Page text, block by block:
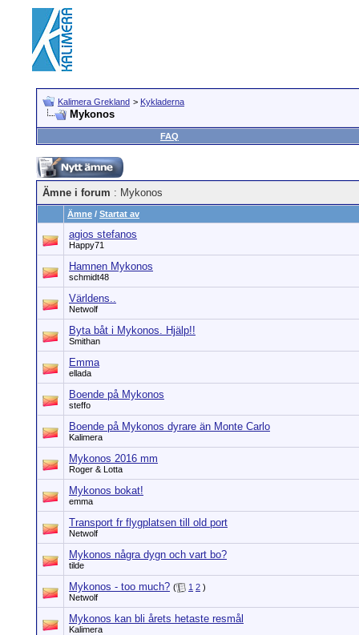
Kalimera Grekland > Kykladerna
Mykonos
FAQ
Ämne i forum : Mykonos
Ämne / Startat av
agios stefanos
Happy71
Hamnen Mykonos
schmidt48
Världens..
Netwolf
Byta båt i Mykonos. Hjälp!!
Smithan
Emma
ellada
Boende på Mykonos
steffo
Boende på Mykonos dyrare än Monte Carlo
Kalimera
Mykonos 2016 mm
Roger & Lotta
Mykonos bokat!
emma
Transport fr flygplatsen till old port
Netwolf
Mykonos några dygn och vart bo?
tilde
Mykonos - too much? ( 1 2 )
Netwolf
Mykonos kan bli årets hetaste resmål
Kalimera